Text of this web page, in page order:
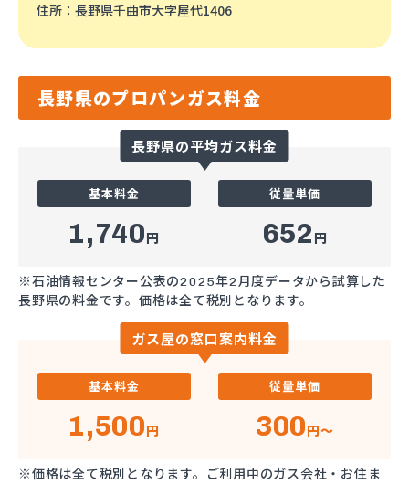
住所 ：長野県千曲市大字屋代1406
長野県のプロパンガス料金
長野県の平均ガス料金
基本料金
1,740円
従量単価
652 円
※石油情報センター公表の2025年2月度データから試算した
長野県の料金です。価格は全て税別となります。
ガス屋の窓口案内料金
基本料金
1,500円
従量単価
300円～
※価格は全て税別となります。ご利用中のガス会社・お住ま